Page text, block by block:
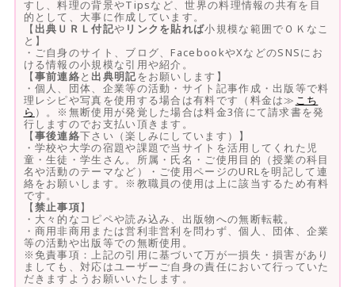
すし、料理の背景やTipsなど、世界の料理情報の共有を目
的として、大事に作成しています。
【 出典ＵＲＬ付記や リンクを貼れば小規模な範囲でＯＫなこ
と】
・ご自身のサイト、ブログ、FacebookやXなどのSNSにお
ける情報の小規模な引用や紹介。
【事前連絡と 出典明記をお願いします】
・個人、団体、企業等の活動・サイト記事作成・出版等で料
理レシピや写真を使用する場合は有料です（料金は≫ こち
ら ）。※無断使用が発覚した場合は料金3倍にて請求書を発
行しますのでお支払い頂きます。
【事後連絡下さい（楽しみにしています）】
・学校や大学の宿題や課題で当サイトを活用してくれた児
童・生徒・学生さん。所属・氏名・ご使用目的（授業の科目
名や活動のテーマなど）・ご使用ページのURLを明記して連
絡をお願いします。※教職員の使用は上に該当するため有料
です。
【禁止事項】
・大々的なコピペや読み込み、出版物への無断転載。
・商用非商用または営利非営利を問わず、個人、団体、企業
等の活動や出版等での無断使用。
※免責事項：上記の引用に基づいて万が一損失・損害があり
ましても、対応はユーザーご自身の責任において行っていた
だきますようお願いいたします。